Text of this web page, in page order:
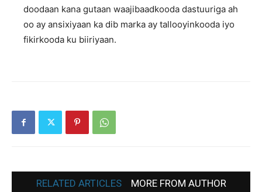
doodaan kana gutaan waajibaadkooda dastuuriga ah
oo ay ansixiyaan ka dib marka ay tallooyinkooda iyo
fikirkooda ku biiriyaan.
RELATED ARTICLES MORE FROM AUTHOR